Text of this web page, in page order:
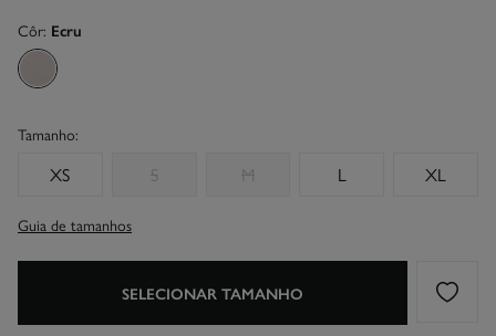
Côr: Ecru
Tamanho:
XS S M L XL
Guia de tamanhos
SELECIONAR TAMANHO